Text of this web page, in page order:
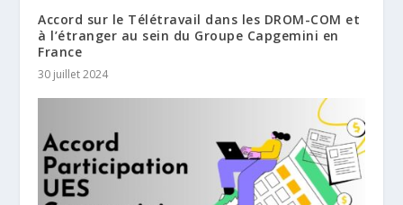
Accord sur le Télétravail dans les DROM-COM et
à l’étranger au sein du Groupe Capgemini en
France
30 juillet 2024